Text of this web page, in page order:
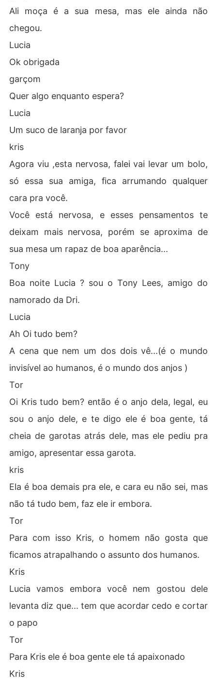
Ali moça é a sua mesa, mas ele ainda não
chegou.
Lucia
Ok obrigada
garçom
Quer algo enquanto espera?
Lucia
Um suco de laranja por favor
kris
Agora viu ,esta nervosa, falei vai levar um bolo,
só essa sua amiga, fica arrumando qualquer
cara pra você.
Você está nervosa, e esses pensamentos te
deixam mais nervosa, porém se aproxima de
sua mesa um rapaz de boa aparência...
Tony
Boa noite Lucia ? sou o Tony Lees, amigo do
namorado da Dri.
Lucia
Ah Oi tudo bem?
A cena que nem um dos dois vê...(é o mundo
invisível ao humanos, é o mundo dos anjos )
Tor
Oi Kris tudo bem? então é o anjo dela, legal, eu
sou o anjo dele, e te digo ele é boa gente, tá
cheia de garotas atrás dele, mas ele pediu pra
amigo, apresentar essa garota.
kris
Ela é boa demais pra ele, e cara eu não sei, mas
não tá tudo bem, faz ele ir embora.
Tor
Para com isso Kris, o homem não gosta que
ficamos atrapalhando o assunto dos humanos.
Kris
Lucia vamos embora você nem gostou dele
levanta diz que... tem que acordar cedo e cortar
o papo
Tor
Para Kris ele é boa gente ele tá apaixonado
Kris